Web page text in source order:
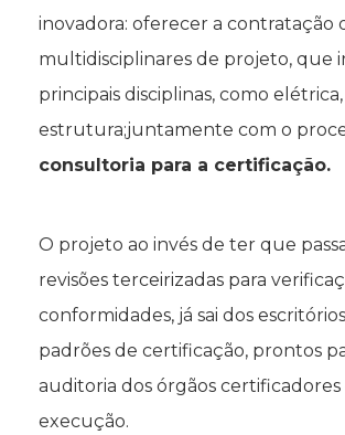
inovadora: oferecer a contratação
multidisciplinares de projeto, que
principais disciplinas, como
estrutura;juntamente com o
consultoria para a certificação.
O projeto ao invés de ter que
revisões terceirizadas para
conformidades, já sai dos
padrões de certificação, prontos
auditoria dos órgãos
execução.